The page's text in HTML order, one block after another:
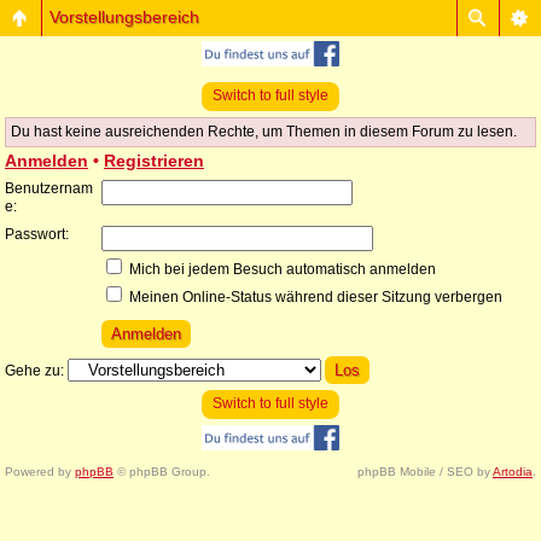
Vorstellungsbereich
Switch to full style
Du hast keine ausreichenden Rechte, um Themen in diesem Forum zu lesen.
Anmelden • Registrieren
Benutzernam
e:
Passwort:
Mich bei jedem Besuch automatisch anmelden
Meinen Online-Status während dieser Sitzung verbergen
Gehe zu:
Switch to full style
Powered by phpBB © phpBB Group. phpBB Mobile / SEO byArtodia